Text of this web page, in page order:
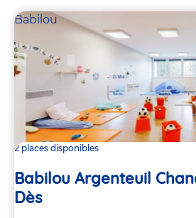
Babilou
2 places disponibles
Babilou Argenteuil
Dès